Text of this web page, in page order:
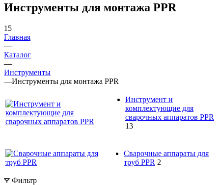
Инструменты для монтажа PPR
15
Главная
—
Каталог
—
Инструменты
—Инструменты для монтажа PPR
Инструмент и
комплектующие для
сварочных аппаратов PPR
13
Сварочные аппараты для
труб PPR 2
Фильтр